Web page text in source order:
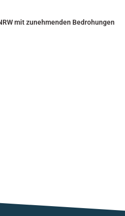
mit zunehmenden Bedrohungen